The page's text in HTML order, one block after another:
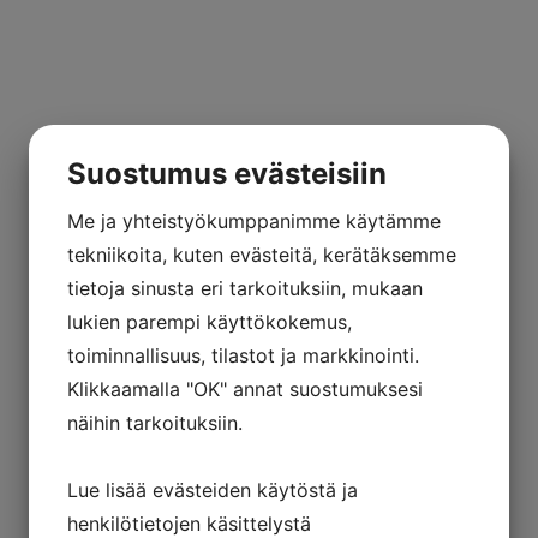
Puntotre Vertigo Evolution
kylpyhuone
Suostumus evästeisiin
Me ja yhteistyökumppanimme käytämme
tekniikoita, kuten evästeitä, kerätäksemme
tietoja sinusta eri tarkoituksiin, mukaan
lukien parempi käyttökokemus,
toiminnallisuus, tilastot ja markkinointi.
Klikkaamalla "OK" annat suostumuksesi
näihin tarkoituksiin.
Lue lisää evästeiden käytöstä ja
henkilötietojen käsittelystä